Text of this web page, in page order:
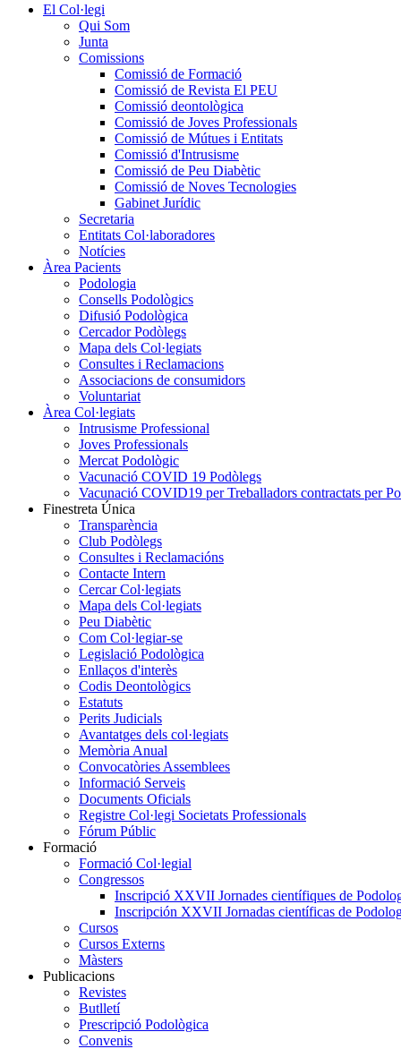
El Col·legi
Qui Som
Junta
Comissions
Comissió de Formació
Comissió de Revista El PEU
Comissió deontològica
Comissió de Joves Professionals
Comissió de Mútues i Entitats
Comissió d'Intrusisme
Comissió de Peu Diabètic
Comissió de Noves Tecnologies
Gabinet Jurídic
Secretaria
Entitats Col·laboradores
Notícies
Àrea Pacients
Podologia
Consells Podològics
Difusió Podològica
Cercador Podòlegs
Mapa dels Col·legiats
Consultes i Reclamacions
Associacions de consumidors
Voluntariat
Àrea Col·legiats
Intrusisme Professional
Joves Professionals
Mercat Podològic
Vacunació COVID 19 Podòlegs
Vacunació COVID19 per Treballadors contractats per
Finestreta Única
Transparència
Club Podòlegs
Consultes i Reclamacións
Contacte Intern
Cercar Col·legiats
Mapa dels Col·legiats
Peu Diabètic
Com Col·legiar-se
Legislació Podològica
Enllaços d'interès
Codis Deontològics
Estatuts
Perits Judicials
Avantatges dels col·legiats
Memòria Anual
Convocatòries Assemblees
Informació Serveis
Documents Oficials
Registre Col·legi Societats Professionals
Fórum Públic
Formació
Formació Col·legial
Congressos
Inscripció XXVII Jornades científiques de
Inscripción XXVII Jornadas científicas de
Cursos
Cursos Externs
Màsters
Publicacions
Revistes
Butlletí
Prescripció Podològica
Convenis